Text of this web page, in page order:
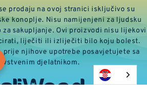
prodaju na ovoj stranici isključivo su
konoplje. Nisu namijenjeni za ljudsku
za sakupljanje. Ovi proizvodi nisu lijekovi
liječiti ili izliječiti bilo koju bolest.
prije njihove upotrebe posavjetujete sa
djelatnikom.